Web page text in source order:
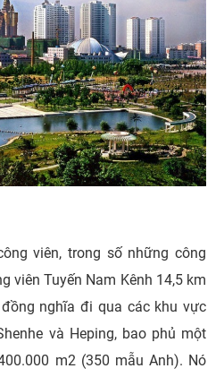
viên, trong số những công
viên Tuyến Nam Kênh 14,5 km
nghĩa đi qua các khu vực
và Heping, bao phủ một
m2 (350 mẫu Anh). Nó